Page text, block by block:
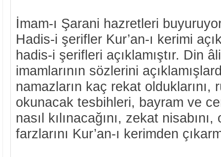
İmam-ı Şarani hazretleri
Hadis-i şerifler Kur’an-ı kerimi
hadis-i şerifleri açıklamıştır. Din
imamlarının sözlerini
namazların kaç rekat olduklarını,
okunacak tesbihleri, bayram ve
nasıl kılınacağını, zekat
farzlarını Kur’an-ı kerimden